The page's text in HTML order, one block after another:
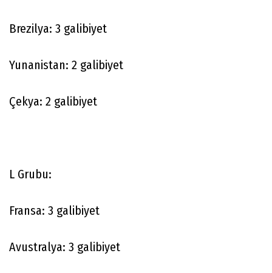
Brezilya: 3 galibiyet
Yunanistan: 2 galibiyet
Çekya: 2 galibiyet
L Grubu:
Fransa: 3 galibiyet
Avustralya: 3 galibiyet